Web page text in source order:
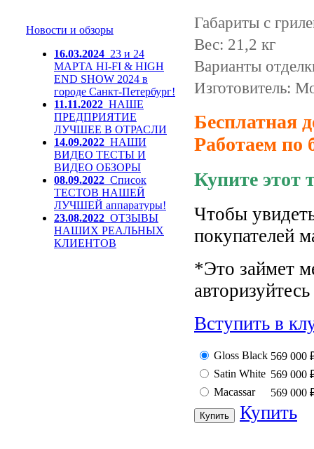
Новости и обзоры
16.03.2024 23 и 24
МАРТА HI-FI & HIGH
END SHOW 2024 в
городе Санкт-Петербург!
11.11.2022 НАШЕ
ПРЕДПРИЯТИЕ
ЛУЧШЕЕ В ОТРАСЛИ
14.09.2022 НАШИ
ВИДЕО ТЕСТЫ И
ВИДЕО ОБЗОРЫ
08.09.2022 Список
ТЕСТОВ НАШЕЙ
ЛУЧШЕЙ аппаратуры!
23.08.2022 ОТЗЫВЫ
НАШИХ РЕАЛЬНЫХ
КЛИЕНТОВ
Габариты с
Вес: 21,2 кг
Варианты
Изготовитель:
Бесплатная
Работаем по
Купите этот
Чтобы
покупателей
*Это займет
Вступить в
Gloss Black 569 000
Satin White 569 000
Macassar
569 000
Купить